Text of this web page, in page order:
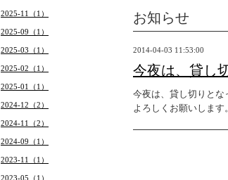
お知らせ
2014-04-03 11:53:00
今夜は、貸し
今夜は、貸し切りとな
よろしくお願いします。
2025-11（1）
2025-09（1）
2025-03（1）
2025-02（1）
2025-01（1）
2024-12（2）
2024-11（2）
2024-09（1）
2023-11（1）
2023-05（1）